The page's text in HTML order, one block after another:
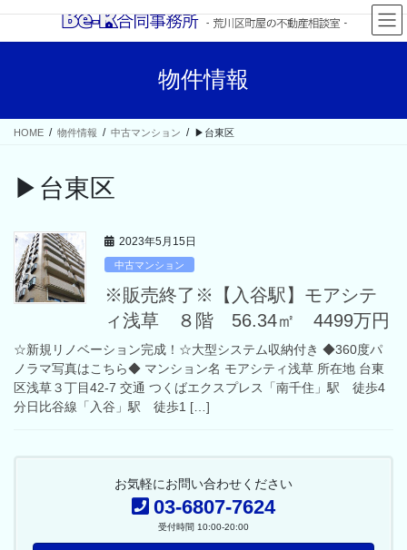
テ
ス
ゲ
ン
物件情報
HOME 物件情報 中古マンション ▶台東区
▶台東区
2023年5月15日
中古マンション
※販売終了※【入谷駅】モアシテ
ィ浅草 ８階 56.34㎡ 4499万円
☆新規リノベーション完成！☆大型システム収納付き ◆360度パ
ノラマ写真はこちら◆ マンション名 モアシティ浅草 所在地 台東
区浅草３丁目42-7 交通 つくばエクスプレス「南千住」駅 徒歩4
分日比谷線「入谷」駅 徒歩1 […]
お気軽にお問い合わせください
03-6807-7624
受付時間 10:00-20:00